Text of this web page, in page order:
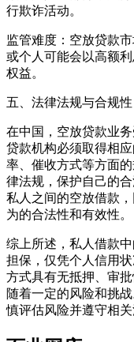
行欺诈活动。
监管难度：空放贷款
或个人可能会以高额
权益。
五、法律法规与合规性
在中国，空放贷款业
贷款机构必须取得相
率、催收方式等方面
律法规，保护自己的
私人之间的空放借款
为的合法性和有效性。
综上所述，私人借款
担保，仅凭个人信用
方式具有无抵押、审
随着一定的风险和挑
慎评估风险并遵守相关